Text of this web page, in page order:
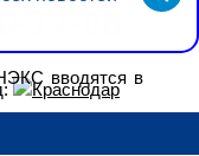
77-08
Краснодар
вводятся в